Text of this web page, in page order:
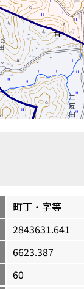
町丁・字等
2843631.641
6623.387
60